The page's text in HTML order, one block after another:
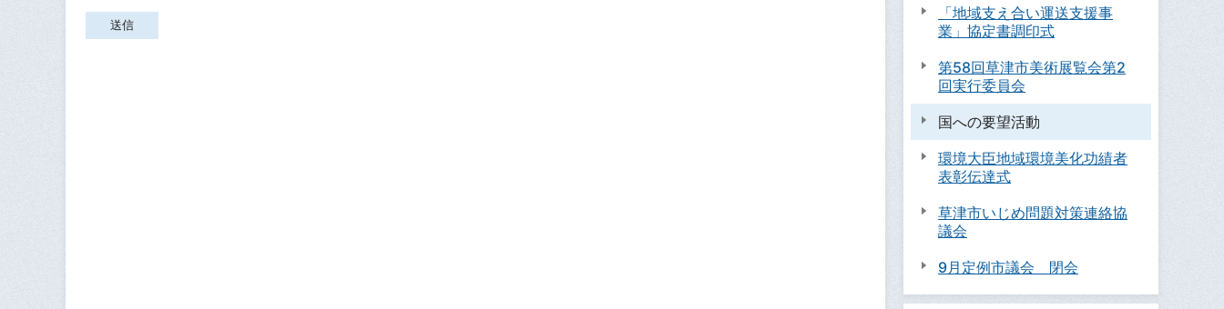
「地域支え合い運送支援事
業」協定書調印式
第58回草津市美術展覧会第2
回実行委員会
国への要望活動
環境大臣地域環境美化功績者
表彰伝達式
草津市いじめ問題対策連絡協
議会
9月定例市議会 閉会